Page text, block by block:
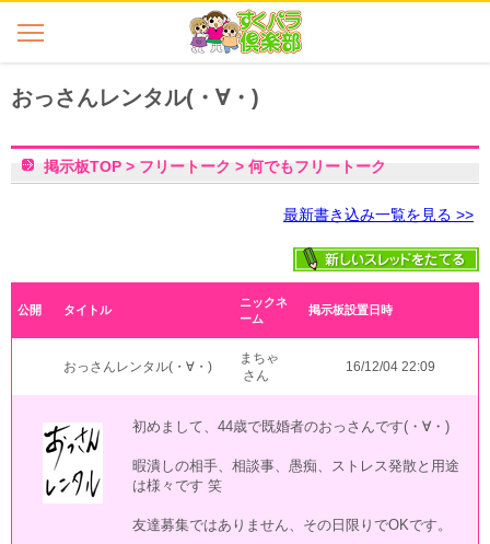
おっさんレンタル(・∀・)
最新書き込み一覧を見る >>
掲示板TOP > フリートーク >何でもフリートーク
公開 タイトル
ニックネ
ーム
掲示板設置日時
おっさんレンタル(・∀・)
まちゃ
さん
16/12/04 22:09
初めまして、44歳で既婚者のおっさんです(・∀・)
暇潰しの相手、相談事、愚痴、ストレス発散と用途
は様々です 笑
友達募集ではありません、その日限りでOKです。